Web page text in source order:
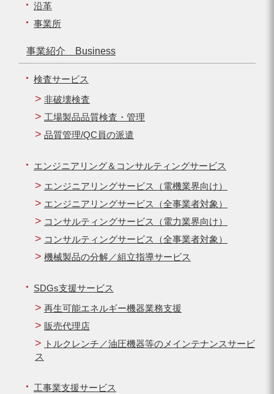
沿革
事業所
事業紹介 Business
検査サービス
非破壊検査
工場製品品質検査・管理
品質管理/QC員の派遣
エンジニアリング＆コンサルティングサービス
エンジニアリングサービス（電機業界向け）
エンジニアリングサービス（全事業者対象）
コンサルティングサービス（電力業界向け）
コンサルティングサービス（全事業者対象）
機械製品の分解／組立指導サービス
SDGs支援サービス
再生可能エネルギー機器業務支援
販売代理店
トルクレンチ／油圧機器等のメインテナンスサービ
ス
工事業支援サービス